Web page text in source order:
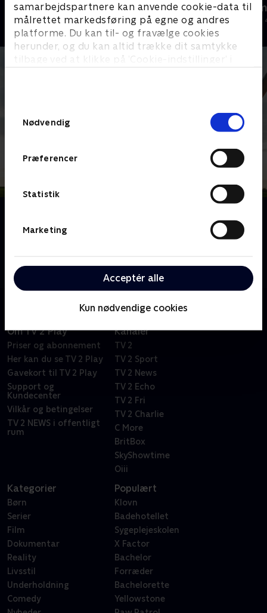
samarbejdspartnere kan anvende cookie-data til
målrettet markedsføring på egne og andres
platforme. Du kan til- og fravælge cookies
herunder, og du kan altid trække dit samtykke
tilbage ved at klikke på ’Cookie-indstillinger’ i
Nødvendig
Præferencer
Statistik
Marketing
Acceptér alle
Kun nødvendige cookies
Jul på slottet - Warwick
2020 • Livsstil • 46 min
Julelys for
2022 • Livsstil •
Med højt humør og ildhu kaster en gruppe nordjyske
kvinder sig over at tage jagttegn sammen. Der skal
kan gå på den første jagt sammen.
Om TV 2 Play
Priser og abonnement
Her kan du se TV 2 Play
Gavekort til TV 2 Play
Support og
Kundecenter
Vilkår og betingelser
TV 2 NEWS i offentligt
rum
Kanaler
TV 2
TV 2 Sport
TV 2 News
TV 2 Echo
TV 2 Fri
TV 2 Charlie
C More
BritBox
SkyShowtime
Oiii
Kategorier
Børn
Serier
Film
Dokumentar
Reality
Livsstil
Underholdning
Comedy
Populært
Klovn
Badehotellet
Sygeplejeskolen
X Factor
Bachelor
Forræder
Bachelorette
Yellowstone